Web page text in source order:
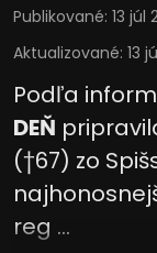
Publikované: 13 júl
Aktualizované: 13
Podľa
DEŇ
(†67) zo
reg ...